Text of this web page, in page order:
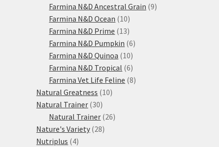
produktů
Farmina N&D Ancestral Grain 99
Farmina N&D Ocean 1010
produktů
Farmina N&D Prime 1313
produktů
Farmina N&D Pumpkin 66
Farmina N&D Quinoa 1010
produktů
Farmina N&D Tropical 66
produktů
Farmina Vet Life Feline 88
Natural Greatness 1010
Natural Trainer 3030
produktů
Natural Trainer 2626
Nature's Variety 2828
Nutriplus 44